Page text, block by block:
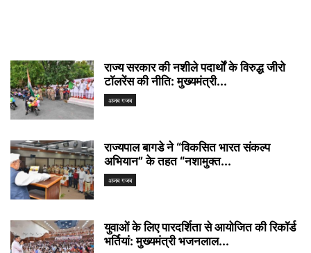
राज्य सरकार की नशीले पदार्थों के विरुद्ध जीरो
टॉलरेंस की नीति: मुख्यमंत्री...
अजब गजब
राज्यपाल बागडे ने “विकसित भारत संकल्प
अभियान” के तहत “नशामुक्त...
अजब गजब
युवाओं के लिए पारदर्शिता से आयोजित की रिकॉर्ड
भर्तियां: मुख्यमंत्री भजनलाल...